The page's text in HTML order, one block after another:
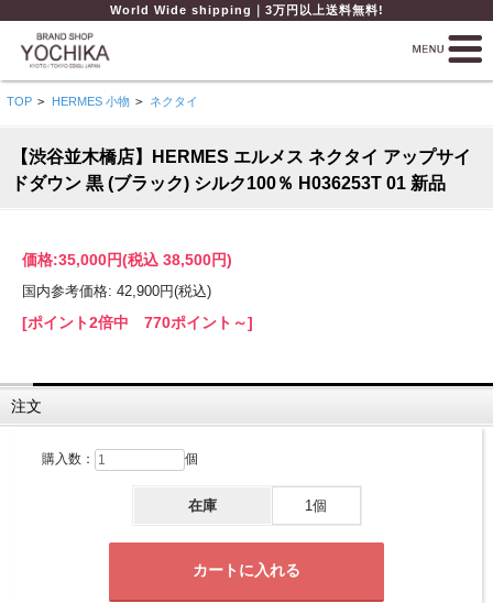
World Wide shipping｜3万円以上送料無料!
TOP > HERMES 小物 > ネクタイ
【渋谷並木橋店】HERMES エルメス ネクタイ アップサイ
ドダウン 黒 (ブラック) シルク100％ H036253T 01 新品
価格:35,000円(税込 38,500円)
国内参考価格: 42,900円(税込)
[ポイント2倍中 770ポイント～]
注文
購入数： 個
在庫 1個